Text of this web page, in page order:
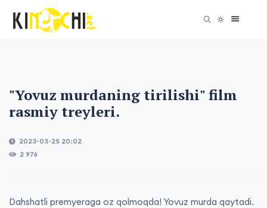
"Yovuz murdaning tirilishi" film
rasmiy treyleri.
2023-03-25 20:02
2 976
Dahshatli premyeraga oz qolmoqda! Yovuz murda qaytadi.